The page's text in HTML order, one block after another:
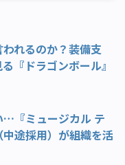
れるのか？装備支
『ドラゴンボール』
…『ミュージカル テ
途採用）が組織を活